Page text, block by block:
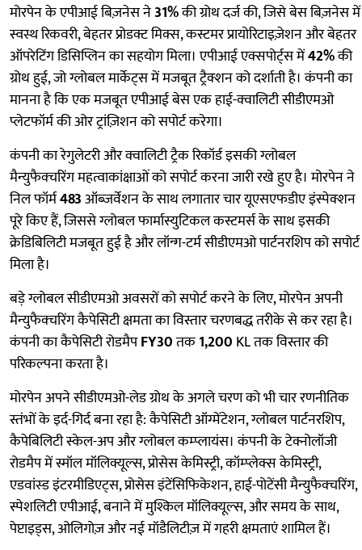
मोरपेन के एपीआई बिज़नेस ने31%की ग्रोथ दर्ज की, जिसे बेस बिज़नेस में
स्वस्थ रिकवरी, बेहतर प्रोडक्ट मिक्स, कस्टमर प्रायोरिटाइज़ेशन और बेहतर
ऑपरेटिंग डिसिप्लिन का सहयोग मिला। एपीआई एक्सपोर्ट्स में42%की
ग्रोथ हुई, जो ग्लोबल मार्केट्स में मजबूत ट्रैक्शन को दर्शाती है। कंपनी का
मानना है कि एक मजबूत एपीआई बेस एक हाई-क्वालिटी सीडीएमओ
प्लेटफॉर्म की ओर ट्रांज़िशन को सपोर्ट करेगा।
कंपनी का रेगुलेटरी और क्वालिटी ट्रैक रिकॉर्ड इसकी ग्लोबल
मैन्युफैक्चरिंग महत्वाकांक्षाओं को सपोर्ट करना जारी रखे हुए है। मोरपेन ने
निल फॉर्म483ऑब्ज़र्वेशन के साथ लगातार चार यूएसएफडीए इंस्पेक्शन
पूरे किए हैं, जिससे ग्लोबल फार्मास्युटिकल कस्टमर्स के साथ इसकी
क्रेडिबिलिटी मजबूत हुई है और लॉन्ग-टर्म सीडीएमओ पार्टनरशिप को सपोर्ट
मिला है।
बड़े ग्लोबल सीडीएमओ अवसरों को सपोर्ट करने के लिए, मोरपेन अपनी
मैन्युफैक्चरिंग कैपेसिटी क्षमता का विस्तार चरणबद्ध तरीके से कर रहा है।
कंपनी का कैपेसिटी रोडमैपFY30तक1,200 KL तक विस्तार की
परिकल्पना करता है।
मोरपेन अपने सीडीएमओ-लेड ग्रोथ के अगले चरण को भी चार रणनीतिक
स्तंभों के इर्द-गिर्द बना रहा है: कैपेसिटी ऑग्मेंटेशन, ग्लोबल पार्टनरशिप,
कैपेबिलिटी स्केल-अप और ग्लोबल कम्प्लायंस। कंपनी के टेक्नोलॉजी
रोडमैप में स्मॉल मॉलिक्यूल्स, प्रोसेस केमिस्ट्री, कॉम्प्लेक्स केमिस्ट्री,
एडवांस्ड इंटरमीडिएट्स, प्रोसेस इंटेंसिफिकेशन, हाई-पोटेंसी मैन्युफैक्चरिंग,
स्पेशलिटी एपीआई, बनाने में मुश्किल मॉलिक्यूल्स, और समय के साथ,
पेप्टाइड्स, ओलिगोज़ और नई मॉडैलिटीज़ में गहरी क्षमताएं शामिल हैं।